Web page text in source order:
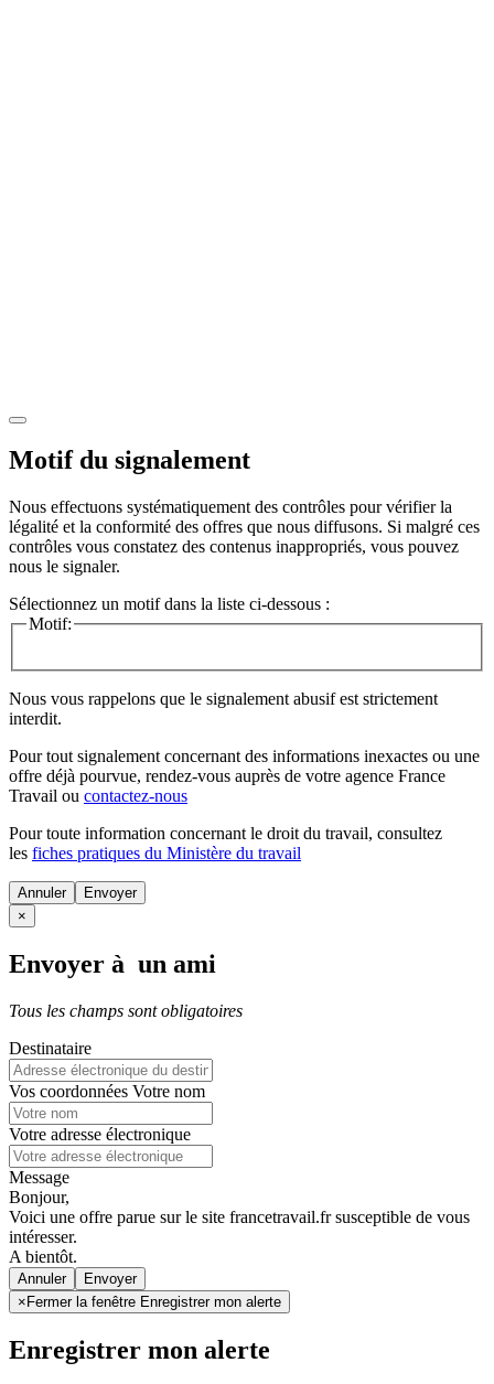
Motif du signalement
Nous effectuons systématiquement des contrôles pour vérifier la
légalité et la conformité des offres que nous diffusons. Si malgré ces
contrôles vous constatez des contenus inappropriés, vous pouvez
nous le signaler.
Sélectionnez un motif dans la liste ci-dessous :
Motif:
Nous vous rappelons que le signalement abusif est strictement
interdit.
Pour tout signalement concernant des informations inexactes ou une
offre déjà pourvue, rendez-vous auprès de votre agence France
Travail ou contactez-nous
Pour toute information concernant le droit du travail, consultez
les fiches pratiques du Ministère du travail
Annuler
×
Envoyer à un ami
Tous les champs sont obligatoires
Destinataire
Vos coordonnées Votre nom
Votre adresse électronique
Message
Bonjour,
Voici une offre parue sur le site francetravail.fr susceptible de vous
intéresser.
A bientôt.
Annuler
× Fermer la fenêtre Enregistrer mon alerte
Enregistrer mon alerte